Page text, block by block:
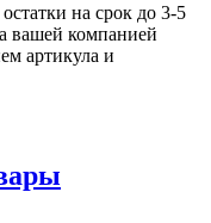
на срок до 3-5
вашей компанией
артикула и